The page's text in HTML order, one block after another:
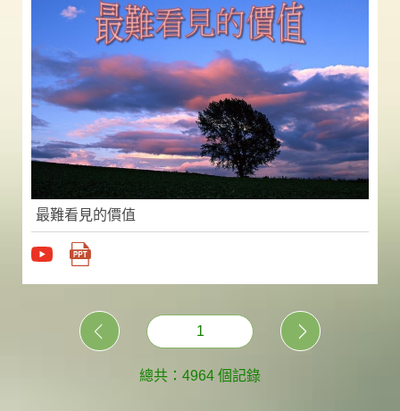
最難看見的價值
1
總共：4964 個記錄